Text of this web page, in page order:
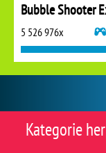
Kategorie her
5 526 976x